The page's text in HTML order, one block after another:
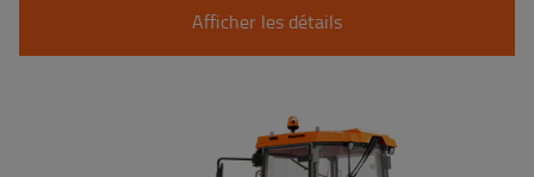
Afficher les détails